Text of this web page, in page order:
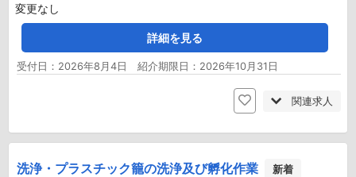
変更なし
詳細を見る
受付日：2026年8月4日 紹介期限日：2026年10月31日
関連求人
洗浄・プラスチック籠の洗浄及び孵化作業 新着